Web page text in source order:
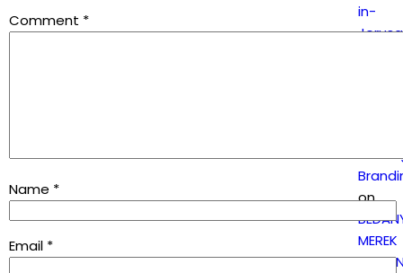
Comment *
Name *
Email *
in-
on
MEREK